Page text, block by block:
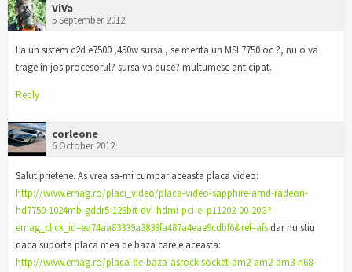
ViVa
5 September 2012
La un sistem c2d e7500 ,450w sursa , se merita un MSI 7750 oc ?, nu o va
trage in jos procesorul? sursa va duce? multumesc anticipat.
Reply
corleone
6 October 2012
Salut prietene. As vrea sa-mi cumpar aceasta placa video:
http://www.emag.ro/placi_video/placa-video-sapphire-amd-radeon-
hd7750-1024mb-gddr5-128bit-dvi-hdmi-pci-e–p11202-00-20G?
emag_click_id=ea74aa83339a3838fa487a4eae9cdbf6&ref=afs dar nu stiu
daca suporta placa mea de baza care e aceasta:
http://www.emag.ro/placa-de-baza-asrock-socket-am2-am2-am3-n68-